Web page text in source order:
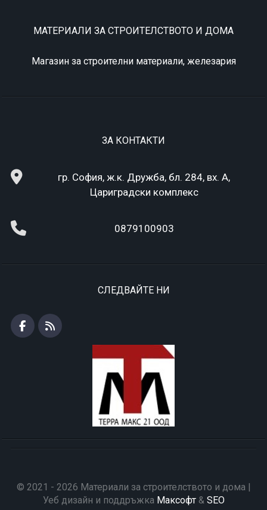
МАТЕРИАЛИ ЗА СТРОИТЕЛСТВОТО И ДОМА
Магазин за строителни материали, железария
ЗА КОНТАКТИ
гр. София, ж.к. Дружба, бл. 284, вх. А,
Цариградски комплекс
0879100903
СЛЕДВАЙТЕ НИ
© 2021 - 2026 Материали за строителството и дома |
Уеб дизайн и поддръжка Максофт& SEO